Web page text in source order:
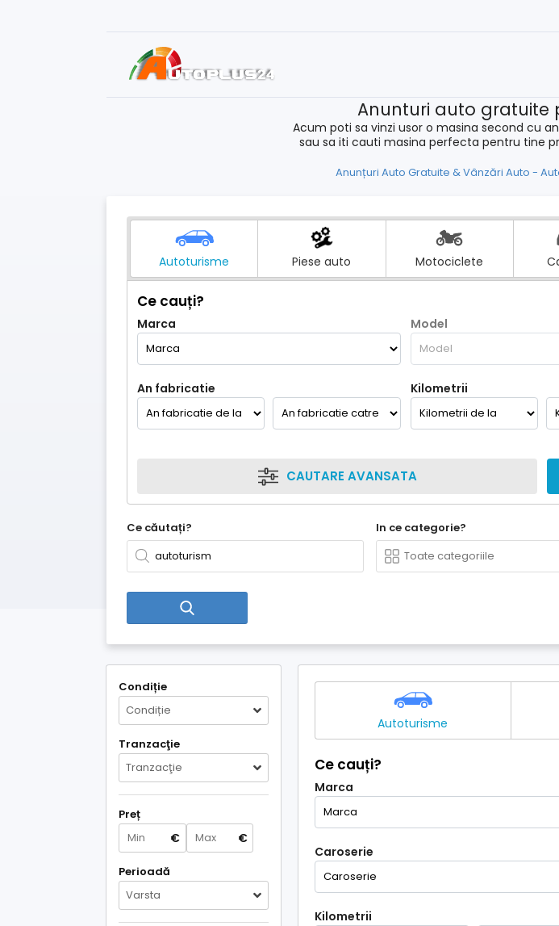
Anunturi auto gratuite
Acum poti sa vinzi usor o masina second cu
sau sa iti cauti masina perfecta pentru tine
Anunțuri Auto Gratuite & Vânzări Auto -
Autoturisme Piese auto Motociclete
Ce cauți?
Marca Model
An fabricatie Kilometrii
CAUTARE AVANSATA
Ce căutați? In ce categorie?
Condiție
Condiție
Tranzacţie
Tranzacţie
Preț
€ €
Perioadă
Varsta
Autoturisme
Ce cauți?
Marca
Caroserie
Kilometrii